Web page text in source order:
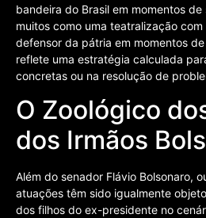
bandeira do Brasil em momentos
muitos como uma teatralização
defensor da pátria em momentos
reflete uma estratégia calculada
concretas ou na resolução de
O Zoológico
dos Irmãos
Além do senador Flávio Bolsonaro,
atuações têm sido igualmente
dos filhos do ex-presidente no